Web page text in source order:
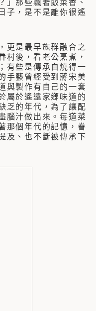
」那些飄著飯菜香、
子，是不是離你很遙
更是最早族群融合之
村後，看老公烹煮，
有些是傳承自燒得一
手藝曾經受到蔣宋美
與製作有自己的一套
屬於遙遠家鄉味道的
乏的年代，為了讓配
腦汁做出來。每道菜
那個年代的記憶，眷
及、也不斷被傳承下